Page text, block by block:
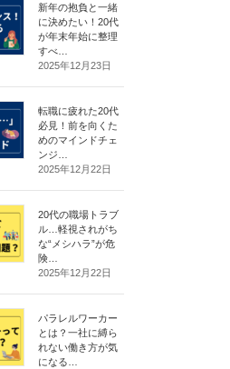
新年の抱負と一緒
に決めたい！20代
が年末年始に整理
すべ…
2025年12月23日
転職に疲れた20代
必見！前を向くた
めのマインドチェ
ンジ…
2025年12月22日
20代の職場トラブ
ル…軽視されがち
な“メシハラ”が危
険…
2025年12月22日
パラレルワーカー
とは？一社に縛ら
れない働き方が気
になる…